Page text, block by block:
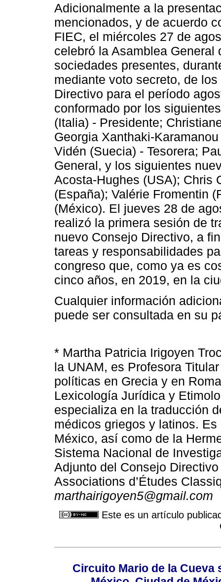
Adicionalmente a la
mencionados, y de acuerdo
FIEC, el miércoles 27 de
celebró la Asamblea
sociedades presentes,
mediante voto secreto, de
Directivo para el período
conformado por los
(Italia) - Presidente;
Georgia Xanthaki-
Vidén (Suecia) - Tesorera;
General, y los siguientes
Acosta-Hughes (USA); Chris
(España); Valérie Fromentin
(México). El jueves 28 de
realizó la primera sesión de
nuevo Consejo Directivo, a
tareas y responsabilidades
congreso que, como ya es
cinco años, en 2019, en la
Cualquier información
puede ser consultada en su
* Martha Patricia Irigoyen
la UNAM, es Profesora
políticas en Grecia y en
Lexicología Jurídica y
especializa en la traducción
médicos griegos y latinos.
México, así como de la
Sistema Nacional de
Adjunto del Consejo
Associations d’Études
marthairigoyen5@gmail.com
Este es un artículo
Circuito Mario de la Cueva